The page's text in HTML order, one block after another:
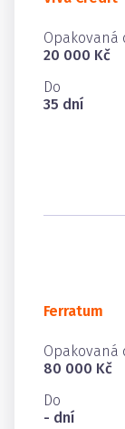
Opakovaná
20 000 Kč
Do
35 dní
Ferratum
Opakovaná
80 000 Kč
Do
- dní